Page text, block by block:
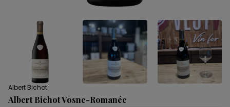
Albert Bichot
Albert Bichot Vosne-Romanée